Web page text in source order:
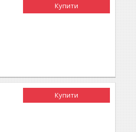
Купити
Купити